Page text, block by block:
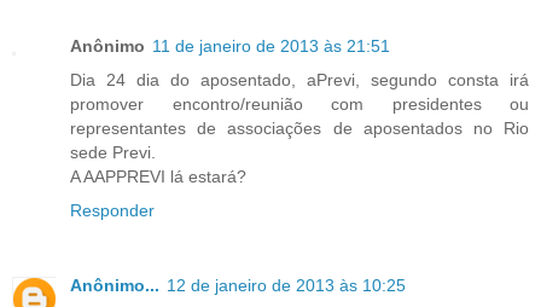
Anônimo 11 de janeiro de 2013 às 21:51
Dia 24 dia do aposentado, aPrevi, segundo consta irá
promover encontro/reunião com presidentes ou
representantes de associações de aposentados no Rio
sede Previ.
A AAPPREVI lá estará?
Responder
Anônimo... 12 de janeiro de 2013 às 10:25